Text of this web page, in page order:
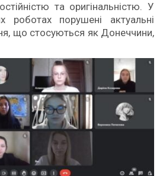
та оригінальністю. У
роботах порушені актуальні
що стосуються як Донеччини,